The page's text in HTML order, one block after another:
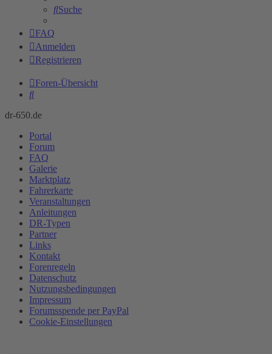
Suche
FAQ
Anmelden
Registrieren
Foren-Übersicht
Suche
dr-650.de
Portal
Forum
FAQ
Galerie
Marktplatz
Fahrerkarte
Veranstaltungen
Anleitungen
DR-Typen
Partner
Links
Kontakt
Forenregeln
Datenschutz
Nutzungsbedingungen
Impressum
Forumsspende per PayPal
Cookie-Einstellungen